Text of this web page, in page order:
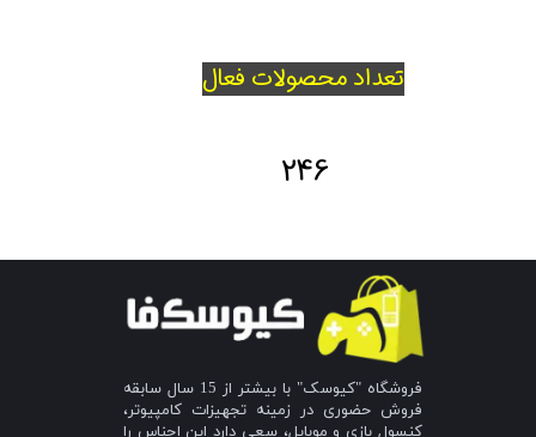
تعداد محصولات فعال
246
فروشگاه "کیوسک" با بیشتر از 15 سال سابقه
فروش حضوری در زمینه تجهیزات کامپیوتر،
کنسول بازی و موبایل، سعی دارد این اجناس را